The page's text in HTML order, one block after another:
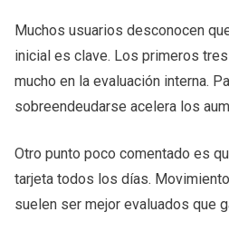
Muchos usuarios desconocen
inicial es clave. Los primeros
mucho en la evaluación interna.
sobreendeudarse acelera los
Otro punto poco comentado es
tarjeta todos los días.
suelen ser mejor evaluados que